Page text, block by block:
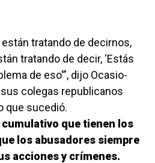
tratando de decirnos,
tratando de decir, ‘Estás
de eso'”, dijo Ocasio-
colegas republicanos
que sucedió.
que tienen los
los abusadores siempre
acciones y crímenes.